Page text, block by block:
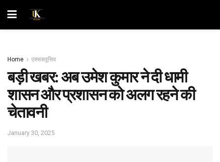
Home एक्सक्लूसिव
बड़ी खबर: अब उमेश कुमार ने दी धामी
शासन और प्रशासन को अलग रहने की
चेतावनी
January 30, 2025